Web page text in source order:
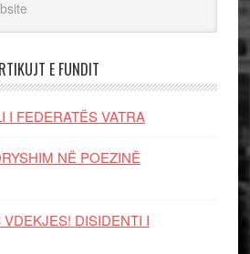
E FUNDIT
I FEDERATËS VATRA
NË POEZINË
DISIDENTI I